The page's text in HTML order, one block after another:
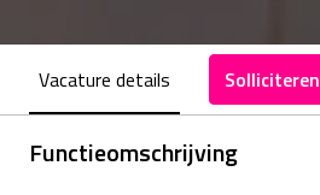
Vacature details Solliciteren
Functieomschrijving